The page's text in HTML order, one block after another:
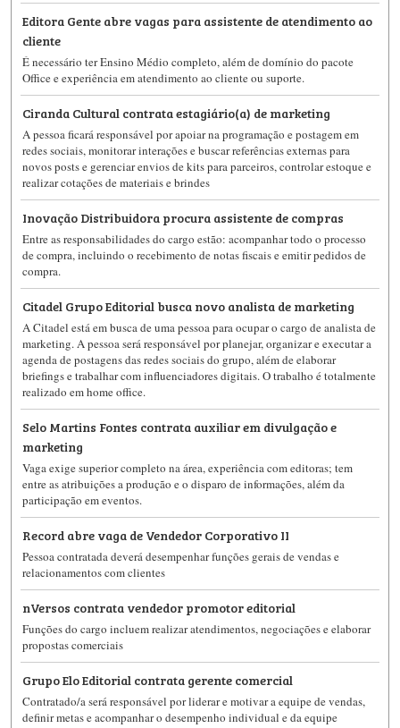
Editora Gente abre vagas para assistente de atendimento ao
cliente
É necessário ter Ensino Médio completo, além de domínio do pacote
Office e experiência em atendimento ao cliente ou suporte.
Ciranda Cultural contrata estagiário(a) de marketing
A pessoa ficará responsável por apoiar na programação e postagem em
redes sociais, monitorar interações e buscar referências externas para
novos posts e gerenciar envios de kits para parceiros, controlar estoque e
realizar cotações de materiais e brindes
Inovação Distribuidora procura assistente de compras
Entre as responsabilidades do cargo estão: acompanhar todo o processo
de compra, incluindo o recebimento de notas fiscais e emitir pedidos de
compra.
Citadel Grupo Editorial busca novo analista de marketing
A Citadel está em busca de uma pessoa para ocupar o cargo de analista de
marketing. A pessoa será responsável por planejar, organizar e executar a
agenda de postagens das redes sociais do grupo, além de elaborar
briefings e trabalhar com influenciadores digitais. O trabalho é totalmente
realizado em home office.
Selo Martins Fontes contrata auxiliar em divulgação e
marketing
Vaga exige superior completo na área, experiência com editoras; tem
entre as atribuições a produção e o disparo de informações, além da
participação em eventos.
Record abre vaga de Vendedor Corporativo II
Pessoa contratada deverá desempenhar funções gerais de vendas e
relacionamentos com clientes
nVersos contrata vendedor promotor editorial
Funções do cargo incluem realizar atendimentos, negociações e elaborar
propostas comerciais
Grupo Elo Editorial contrata gerente comercial
Contratado/a será responsável por liderar e motivar a equipe de vendas,
definir metas e acompanhar o desempenho individual e da equipe